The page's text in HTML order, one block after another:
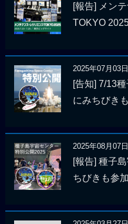
[報告] メン
TOKYO
2025年07月03日
[告知] 7/13
にみちびき
2025年08月07日
[報告] 種子
ちびきも参加